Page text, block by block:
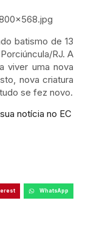
batismo de 13
RJ. A
viver uma nova
nova criatura
se fez novo.
notícia no EC
WhatsApp